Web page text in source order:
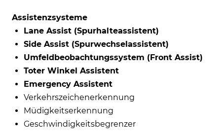
Assistenzsysteme
Lane Assist (Spurhalteassistent)
Side Assist (Spurwechselassistent)
Umfeldbeobachtungssystem (Front Assist)
Toter Winkel Assistent
Emergency Assistent
Verkehrszeichenerkennung
Müdigkeitserkennung
Geschwindigkeitsbegrenzer